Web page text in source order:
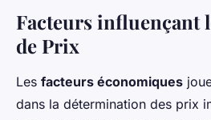
Facteurs influençant
de Prix
Les facteurs économiques
dans la détermination des prix